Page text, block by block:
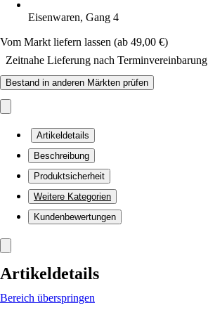
Eisenwaren, Gang 4
Vom Markt liefern lassen (ab 49,00 €)
Zeitnahe Lieferung nach Terminvereinbarung
Bestand in anderen Märkten prüfen
Artikeldetails
Beschreibung
Produktsicherheit
Weitere Kategorien
Kundenbewertungen
Artikeldetails
Bereich überspringen